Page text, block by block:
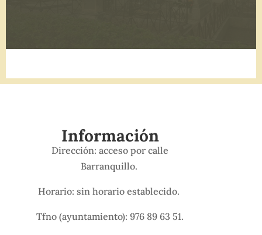
Información
Dirección: acceso por calle
Barranquillo.
Horario: sin horario establecido.
Tfno (ayuntamiento): 976 89 63 51.